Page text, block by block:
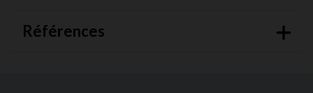
Références